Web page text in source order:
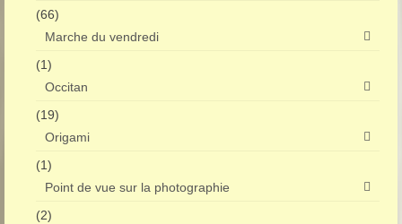
(66)
Marche du vendredi
(1)
Occitan
(19)
Origami
(1)
Point de vue sur la photographie
(2)